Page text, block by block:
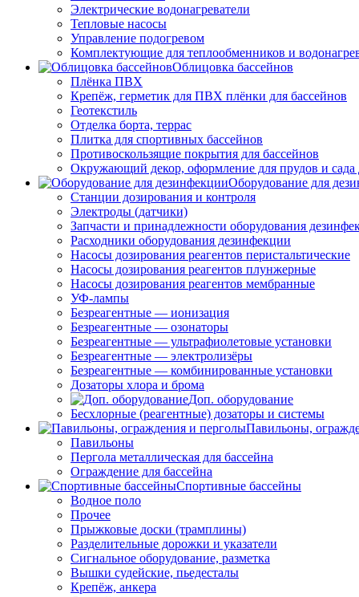
Электрические водонагреватели
Тепловые насосы
Управление подогревом
Комплектующие для теплообменников и
Облицовка бассейнов
Плёнка ПВХ
Крепёж, герметик для ПВХ плёнки для бассейнов
Геотекстиль
Отделка борта, террас
Плитка для спортивных бассейнов
Противоскользящие покрытия для бассейнов
Окружающий декор, оформление для прудов и сада
Оборудование для
Станции дозирования и контроля
Электроды (датчики)
Запчасти и принадлежности оборудования
Расходники оборудования дезинфекции
Насосы дозирования реагентов перистальтические
Насосы дозирования реагентов плунжерные
Насосы дозирования реагентов мембранные
УФ-лампы
Безреагентные — ионизация
Безреагентные — озонаторы
Безреагентные — ультрафиолетовые установки
Безреагентные — электролизёры
Безреагентные — комбинированные установки
Дозаторы хлора и брома
Доп. оборудование
Бесхлорные (реагентные) дозаторы и системы
Павильоны,
Павильоны
Пергола металлическая для бассейна
Ограждение для бассейна
Спортивные бассейны
Водное поло
Прочее
Прыжковые доски (трамплины)
Разделительные дорожки и указатели
Cигнальное оборудование, разметка
Вышки судейские, пьедесталы
Крепёж, анкера